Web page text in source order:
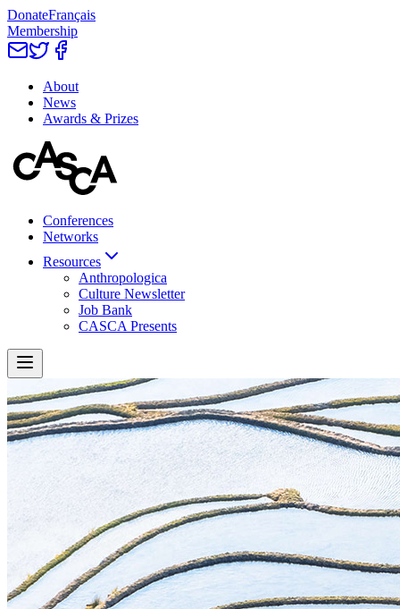
DonateFrançais
Membership
About
News
Awards & Prizes
Conferences
Networks
Resources
Anthropologica
Culture Newsletter
Job Bank
CASCA Presents